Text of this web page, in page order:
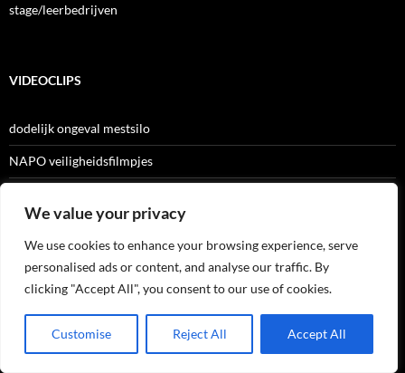
We value your privacy
We use cookies to enhance your browsing experience, serve
personalised ads or content, and analyse our traffic. By
clicking "Accept All", you consent to our use of cookies.
Customise Reject All Accept All
stage/leerbedrijven
VIDEOCLIPS
dodelijk ongeval mestsilo
NAPO veiligheidsfilmpjes
Start Werk Blijf Veilig
ARCHIEF